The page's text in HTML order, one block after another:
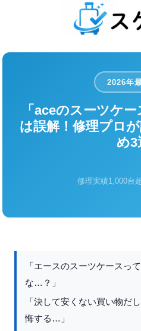
2026年
「aceのスーツケ
は誤解！修理プロ
め3
修理実績1,000台
「エースのスーツケースっ
な…？」
「決して安くない買い物だ
悔する…」